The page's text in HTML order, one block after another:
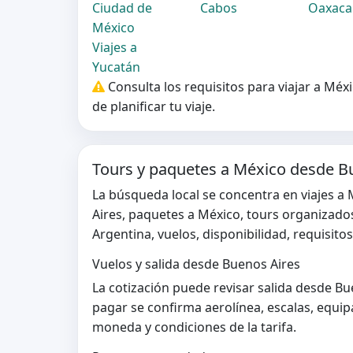
Ciudad de
México
Cabos Oaxaca
Viajes a
Yucatán
Consulta los requisitos para viajar a
de planificar tu viaje.
Tours y paquetes a México desde
La búsqueda local se concentra en viajes a
Aires, paquetes a México, tours
Argentina, vuelos, disponibilidad,
Vuelos y salida desde Buenos Aires
La cotización puede revisar salida desde
pagar se confirma aerolínea, escalas,
moneda y condiciones de la tarifa.